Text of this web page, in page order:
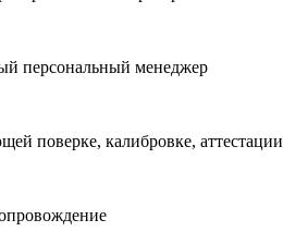
персональный менеджер
поверке, калибровке, аттестации